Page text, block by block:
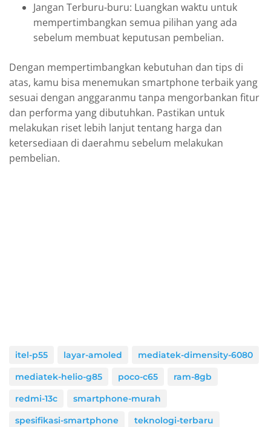
Jangan Terburu-buru: Luangkan waktu untuk
mempertimbangkan semua pilihan yang ada
sebelum membuat keputusan pembelian.
Dengan mempertimbangkan kebutuhan dan tips di
atas, kamu bisa menemukan smartphone terbaik yang
sesuai dengan anggaranmu tanpa mengorbankan fitur
dan performa yang dibutuhkan. Pastikan untuk
melakukan riset lebih lanjut tentang harga dan
ketersediaan di daerahmu sebelum melakukan
pembelian.
itel-p55 layar-amoled
mediatek-dimensity-6080
mediatek-helio-g85
poco-c65
ram-8gb
redmi-13c
smartphone-murah
spesifikasi-smartphone
teknologi-terbaru